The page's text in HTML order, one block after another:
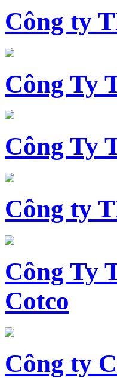
Công ty
Công Ty
Công Ty
Công ty
Công Ty
Cotco
Công ty